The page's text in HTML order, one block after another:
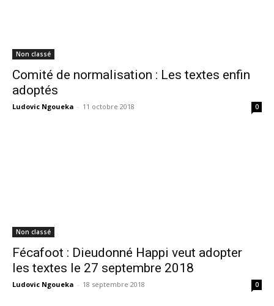
Non classé
Comité de normalisation : Les textes enfin
adoptés
Ludovic Ngoueka - 11 octobre 2018 0
Non classé
Fécafoot : Dieudonné Happi veut adopter
les textes le 27 septembre 2018
Ludovic Ngoueka - 18 septembre 2018 0